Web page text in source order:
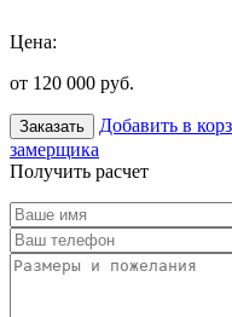
Цена:
от 120 000 руб.
Заказать Добавить в
замерщика
Получить расчет